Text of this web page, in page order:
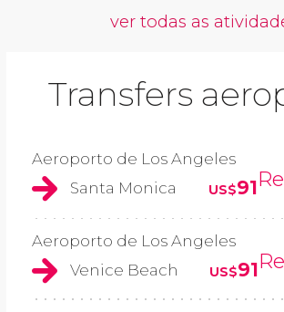
ver todas as
Transfers
Aeroporto de Los Angeles
Santa Monica
US$91
Aeroporto de Los Angeles
Venice Beach
US$91